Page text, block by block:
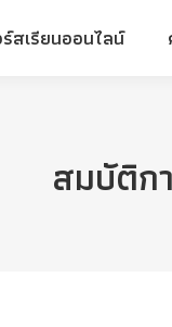
สเรียนออนไลน์
สมบัติก
สเรียนออนไลน์